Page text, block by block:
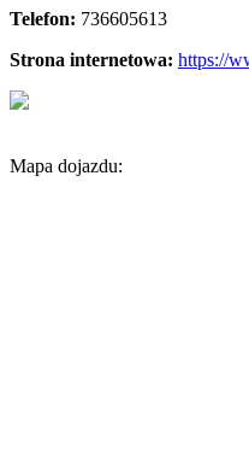
Telefon: 736605613
Strona internetowa: https://
Mapa dojazdu: